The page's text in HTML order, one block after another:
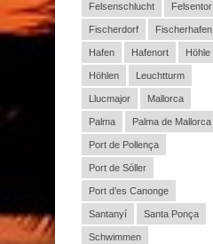
Felsenschlucht Felsentor
Fischerdorf Fischerhafen
Hafen Hafenort Höhle
Höhlen Leuchtturm
Llucmajor Mallorca
Palma Palma de Mallorca
Port de Pollença
Port de Sóller
Port d’es Canonge
Santanyí Santa Ponça
Schwimmen